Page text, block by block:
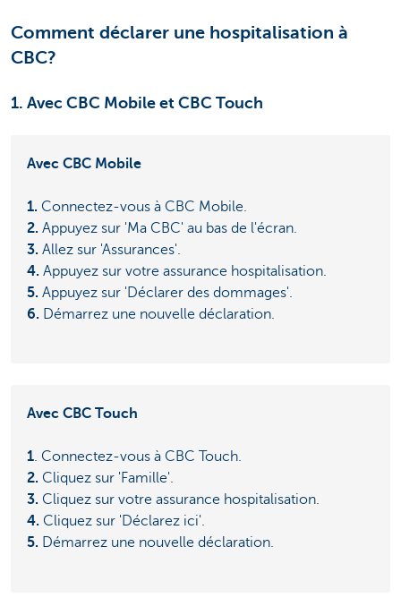
Comment déclarer une hospitalisation à
CBC?
1. Avec CBC Mobile et CBC Touch
Avec CBC Mobile
1. Connectez-vous à CBC Mobile.
2. Appuyez sur 'Ma CBC' au bas de l'écran.
3. Allez sur 'Assurances'.
4. Appuyez sur votre assurance hospitalisation.
5. Appuyez sur 'Déclarer des dommages'.
6. Démarrez une nouvelle déclaration.
Avec CBC Touch
1. Connectez-vous à CBC Touch.
2. Cliquez sur 'Famille'.
3. Cliquez sur votre assurance hospitalisation.
4. Cliquez sur 'Déclarez ici'.
5. Démarrez une nouvelle déclaration.